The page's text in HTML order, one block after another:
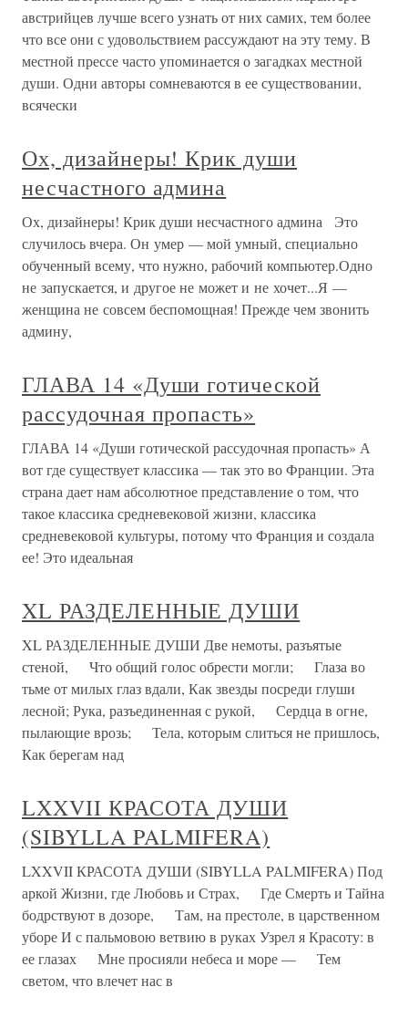
австрийцев лучше всего узнать от них самих, тем более
что все они с удовольствием рассуждают на эту тему. В
местной прессе часто упоминается о загадках местной
души. Одни авторы сомневаются в ее существовании,
всячески
Ох, дизайнеры! Крик души
несчастного админа
Ох, дизайнеры! Крик души несчастного админа Это
случилось вчера. Он умер — мой умный, специально
обученный всему, что нужно, рабочий компьютер.Одно
не запускается, и другое не может и не хочет...Я —
женщина не совсем беспомощная! Прежде чем звонить
админу,
ГЛАВА 14 «Души готической
рассудочная пропасть»
ГЛАВА 14 «Души готической рассудочная пропасть» А
вот где существует классика — так это во Франции. Эта
страна дает нам абсолютное представление о том, что
такое классика средневековой жизни, классика
средневековой культуры, потому что Франция и создала
ее! Это идеальная
XL РАЗДЕЛЕННЫЕ ДУШИ
XL РАЗДЕЛЕННЫЕ ДУШИ Две немоты, разъятые
стеной, Что общий голос обрести могли; Глаза во
тьме от милых глаз вдали, Как звезды посреди глуши
лесной; Рука, разъединенная с рукой, Сердца в огне,
пылающие врозь; Тела, которым слиться не пришлось,
Как берегам над
LXXVII КРАСОТА ДУШИ
(SIBYLLA PALMIFERA)
LXXVII КРАСОТА ДУШИ (SIBYLLA PALMIFERA) Под
аркой Жизни, где Любовь и Страх, Где Смерть и Тайна
бодрствуют в дозоре, Там, на престоле, в царственном
уборе И с пальмовою ветвию в руках Узрел я Красоту: в
ее глазах Мне просияли небеса и море — Тем
светом, что влечет нас в